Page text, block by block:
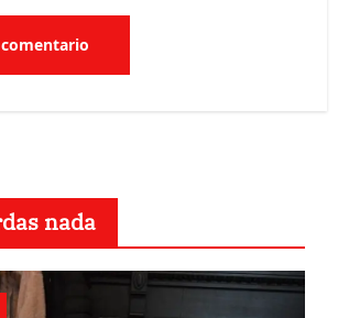
nada